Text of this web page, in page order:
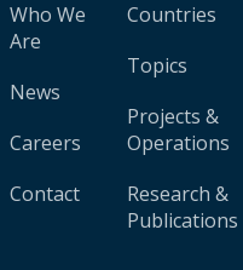
Who We
Are
News
Careers
Contact
Countries
Topics
Projects &
Operations
Research &
Publications